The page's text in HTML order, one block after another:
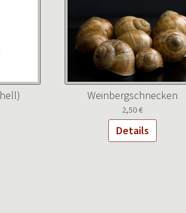
Weinbergschnecken
2,50€
Details